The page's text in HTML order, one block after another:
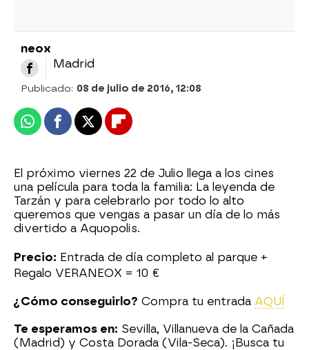
neox
Madrid
Publicado: 08 de julio de 2016, 12:08
WhatsappFacebook
X Flipboard
El próximo viernes 22 de Julio llega a los cines
una película para toda la familia: La leyenda de
Tarzán y para celebrarlo por todo lo alto
queremos que vengas a pasar un día de lo más
divertido a Aquopolis.
Precio: Entrada de día completo al parque +
Regalo VERANEOX = 10 €
¿Cómo conseguirlo? Compra tu entrada AQUÍ
Te esperamos en: Sevilla, Villanueva de la Cañada
(Madrid) y Costa Dorada (Vila-Seca). ¡Busca tu